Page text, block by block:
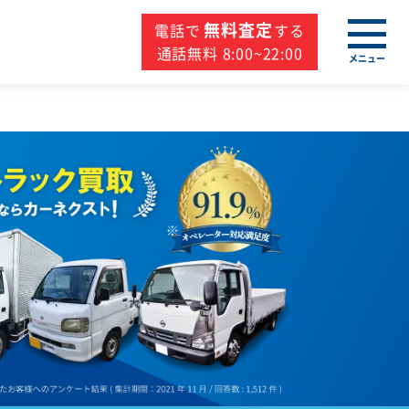
電話で 無料査定する
通話無料 8:00~22:00
メニュー